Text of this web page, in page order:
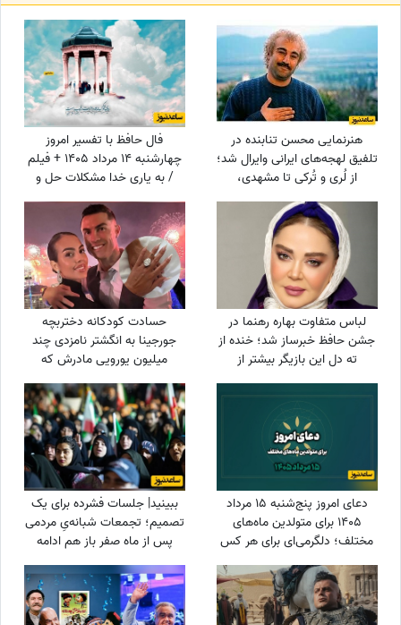
هنرنمایی محسن تنابنده در
تلفیق لهجه‌های ایرانی وایرال شد؛
از لُری و تُرکی تا مشهدی،
فال حافظ با تفسیر امروز
چهارشنبه 14 مرداد 1405 + فیلم
/ به یاری خدا مشکلات حل و
خواهد شد
لباس متفاوت بهاره رهنما در
جشن حافظ خبرساز شد؛ خنده از
ته دل این بازیگر بیشتر از
حسادت کودکانه دختربچه
جورجینا به انگشتر نامزدی چند
میلیون یورویی مادرش که
دعای امروز پنج‌شنبه 15 مرداد
1405 برای متولدین ماه‌های
مختلف؛ دلگرمی‌ای برای هر کس
مانده است
ببینید| جلسات فشرده برای یک
تصمیم؛ تجمعات شبانه‌یِ مردمی
پس از ماه صفر باز هم ادامه